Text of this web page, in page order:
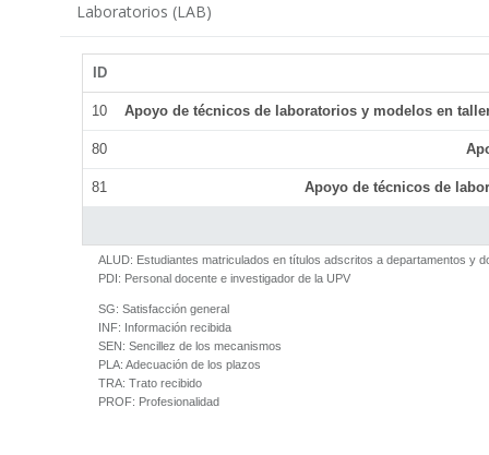
Laboratorios (LAB)
ID
10 Apoyo de técnicos de laboratorios y modelos en
80
81 Apoyo de técnicos de
ALUD: Estudiantes matriculados en títulos adscritos a departamentos y
PDI: Personal docente e investigador de la UPV
SG: Satisfacción general
INF: Información recibida
SEN: Sencillez de los mecanismos
PLA: Adecuación de los plazos
TRA: Trato recibido
PROF: Profesionalidad